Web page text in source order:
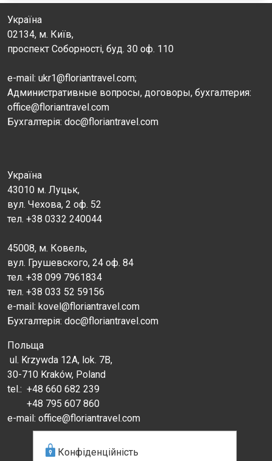
Конфіденційність
Україна
02134, м. Київ,
проспект Соборності, буд. 30 оф. 110
e-mail: ukr1@floriantravel.com;
Административные вопросы, договоры, бухгалтерия:
office@floriantravel.com
Бухгалтерія: doc@floriantravel.com
Україна
43010 м. Луцьк,
вул. Чехова, 2 оф. 52
тел. +38 0332 240044
45008, м. Ковель,
вул. Грушевского, 24 оф. 84
тел. +38 099 7961834
тел. +38 033 52 59156
e-mail: kovel@floriantravel.com
Бухгалтерія: doc@floriantravel.com
Польща
ul. Krzywda 12A, lok. 7B,
30-710 Kraków, Poland
tel.: +48 660 682 239
+48 795 607 860
e-mail: office@floriantravel.com